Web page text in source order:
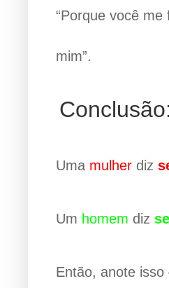
“Porque você
mim”.
Uma mulher diz
Um homem diz
Então, anote